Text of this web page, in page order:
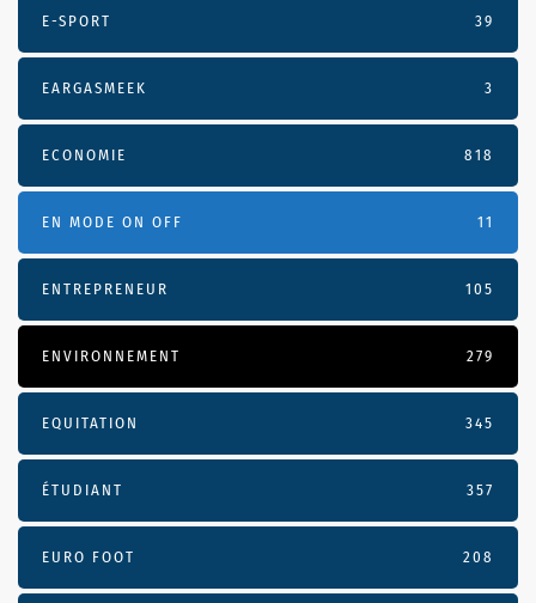
E-SPORT 39
EARGASMEEK 3
ECONOMIE 818
EN MODE ON OFF 11
ENTREPRENEUR 105
ENVIRONNEMENT 279
EQUITATION 345
ÉTUDIANT 357
EURO FOOT 208